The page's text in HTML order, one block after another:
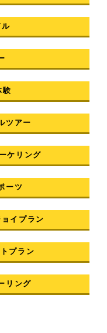
験
ツアー
ケリング
ーツ
ョイプラン
プラン
リング